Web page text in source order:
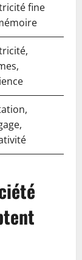
fine